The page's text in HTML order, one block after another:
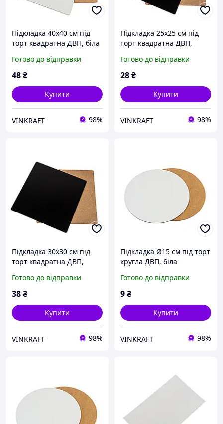
Підкладка 40х40 см під
торт квадратна ДВП, біла
Готово до відправки
48₴
Купити
VINKRAFT 98%
Підкладка 25х25 см під
торт квадратна ДВП,
Готово до відправки
28₴
Купити
VINKRAFT 98%
Підкладка 30х30 см під
торт квадратна ДВП,
Готово до відправки
38₴
Купити
VINKRAFT 98%
Підкладка Ø15 см під торт
кругла ДВП, біла
Готово до відправки
9₴
Купити
VINKRAFT 98%